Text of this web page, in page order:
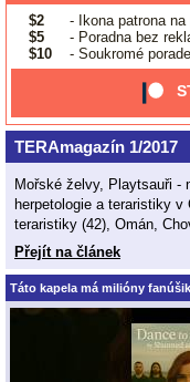
$2
- Ikona patrona na
$5
- Poradna bez
$10
- Soukromé
TERAmagazín 1/2017
Mořské želvy, Playtsauři -
herpetologie a teraristiky
teraristiky (42), Omán,
Přejít na článek
Táto kapela má milióny